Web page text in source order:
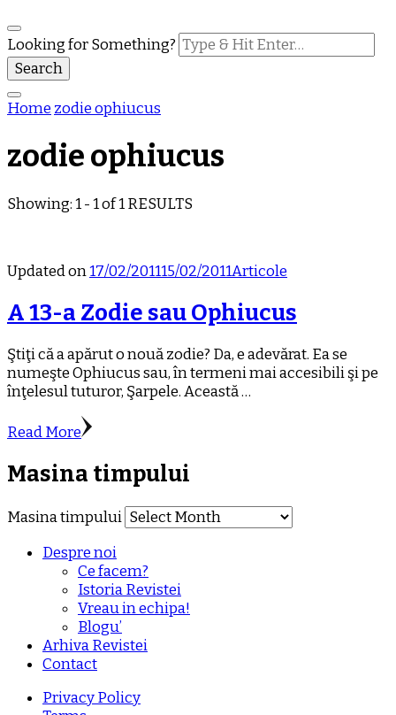
Looking for Something?
Home zodie ophiucus
zodie ophiucus
Showing: 1 - 1 of 1 RESULTS
Updated on17/02/201115/02/2011Articole
A 13-a Zodie sau Ophiucus
Ştiţi că a apărut o nouă zodie? Da, e adevărat. Ea se
numeşte Ophiucus sau, în termeni mai accesibili şi pe
înţelesul tuturor, Şarpele. Această …
Read More
Masina timpului
Masina timpului
Despre noi
Ce facem?
Istoria Revistei
Vreau in echipa!
Blogu’
Arhiva Revistei
Contact
Privacy Policy